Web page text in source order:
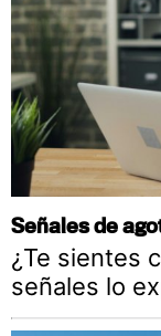
Señales de
¿Te sientes
señales lo